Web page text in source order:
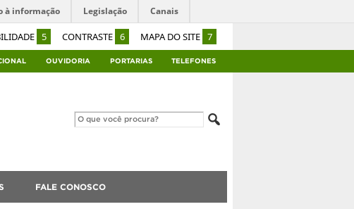
5 CONTRASTE 6 MAPA DO SITE 7
à informação Legislação Canais
OUVIDORIA PORTARIAS TELEFONES
FALE CONOSCO